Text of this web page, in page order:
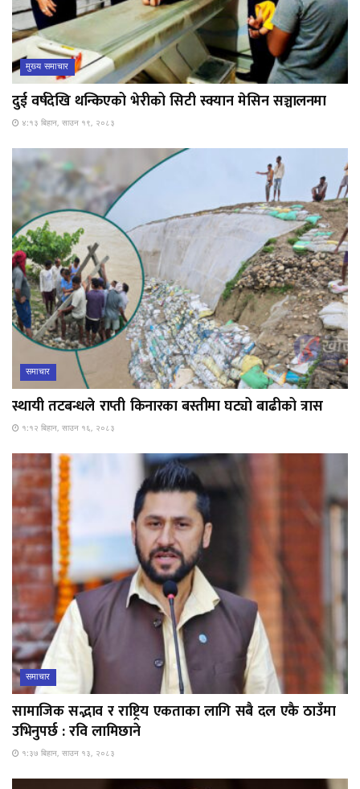
मुख्य समाचार
दुई वर्षदेखि थन्किएको भेरीको सिटी स्क्यान मेसिन सञ्चालनमा
४:१३ बिहान, साउन १९, २०८३
समाचार
स्थायी तटबन्धले राप्ती किनारका बस्तीमा घट्यो बाढीको त्रास
१:१२ बिहान, साउन १६, २०८३
समाचार
सामाजिक सद्भाव र राष्ट्रिय एकताका लागि सबै दल एकै ठाउँमा
उभिनुपर्छ : रवि लामिछाने
१:३७ बिहान, साउन १३, २०८३